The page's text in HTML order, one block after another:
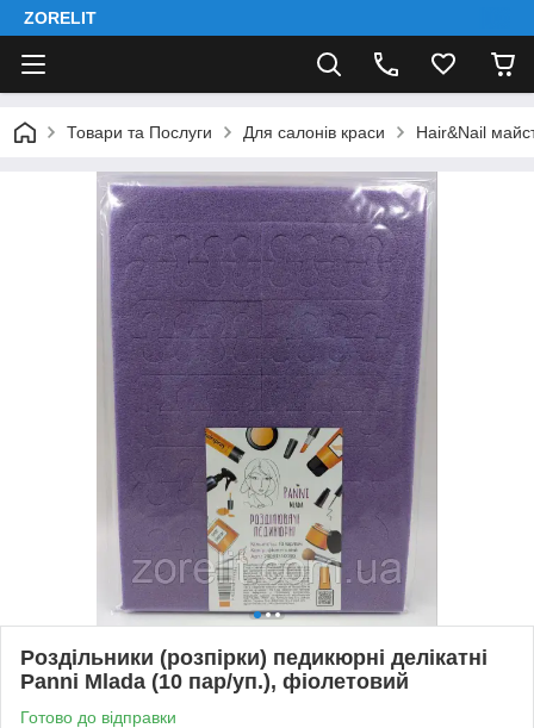
ZORELIT
Товари та Послуги Для салонів краси Hair&Nail
Роздільники (розпірки) педикюрні делікатні
Panni Mlada (10 пар/уп.), фіолетовий
Готово до відправки